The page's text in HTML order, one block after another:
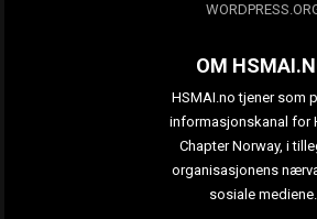
OM
HSMAI.no tjener som
informasjonskanal for
Chapter Norway, i
organisasjonens
sosiale mediene.